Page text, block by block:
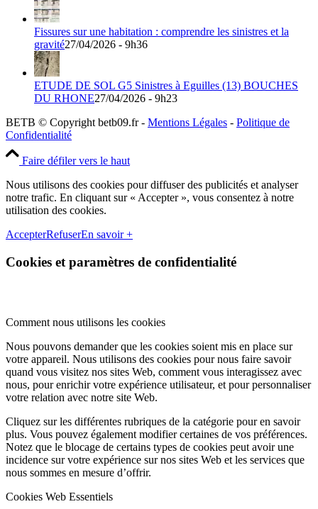
Fissures sur une habitation : comprendre les sinistres et la
gravité27/04/2026 - 9h36
ETUDE DE SOL G5 Sinistres à Eguilles (13) BOUCHES
DU RHONE27/04/2026 - 9h23
BETB © Copyright betb09.fr - Mentions Légales - Politique de
Confidentialité
Faire défiler vers le haut
Nous utilisons des cookies pour diffuser des publicités et analyser
notre trafic. En cliquant sur « Accepter », vous consentez à notre
utilisation des cookies.
AccepterRefuserEn savoir +
Cookies et paramètres de confidentialité
Comment nous utilisons les cookies
Nous pouvons demander que les cookies soient mis en place sur
votre appareil. Nous utilisons des cookies pour nous faire savoir
quand vous visitez nos sites Web, comment vous interagissez avec
nous, pour enrichir votre expérience utilisateur, et pour personnaliser
votre relation avec notre site Web.
Cliquez sur les différentes rubriques de la catégorie pour en savoir
plus. Vous pouvez également modifier certaines de vos préférences.
Notez que le blocage de certains types de cookies peut avoir une
incidence sur votre expérience sur nos sites Web et les services que
nous sommes en mesure d’offrir.
Cookies Web Essentiels